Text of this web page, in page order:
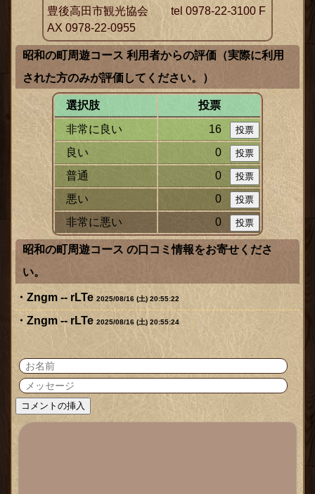
豊後高田市観光協会 tel 0978-22-3100 F
AX 0978-22-0955
昭和の町周遊コース 利用者からの評価（実際に利用
された方のみが評価してください。）
選択肢
投票
非常に良い
16
良い
0
普通
0
悪い
0
非常に悪い
0
昭和の町周遊コース の口コミ情報をお寄せくださ
い。
Zngm -- rLTe 2025/08/16 (土) 20:55:22
Zngm -- rLTe 2025/08/16 (土) 20:55:24